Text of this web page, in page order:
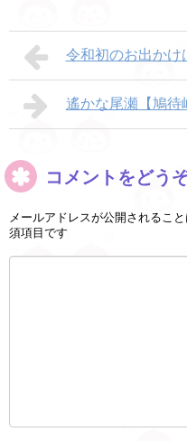
令和初のお出かけ
遙かな尾瀬【鳩待
コメントをどう
メールアドレスが公開されること
須項目です